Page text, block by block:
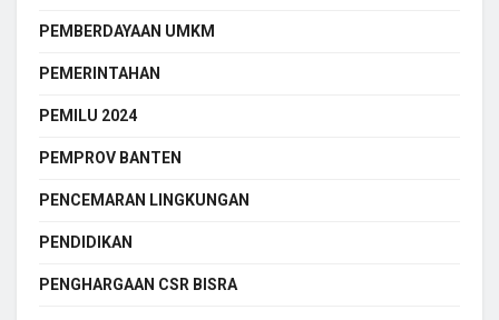
PEMBERDAYAAN UMKM
PEMERINTAHAN
PEMILU 2024
PEMPROV BANTEN
PENCEMARAN LINGKUNGAN
PENDIDIKAN
PENGHARGAAN CSR BISRA